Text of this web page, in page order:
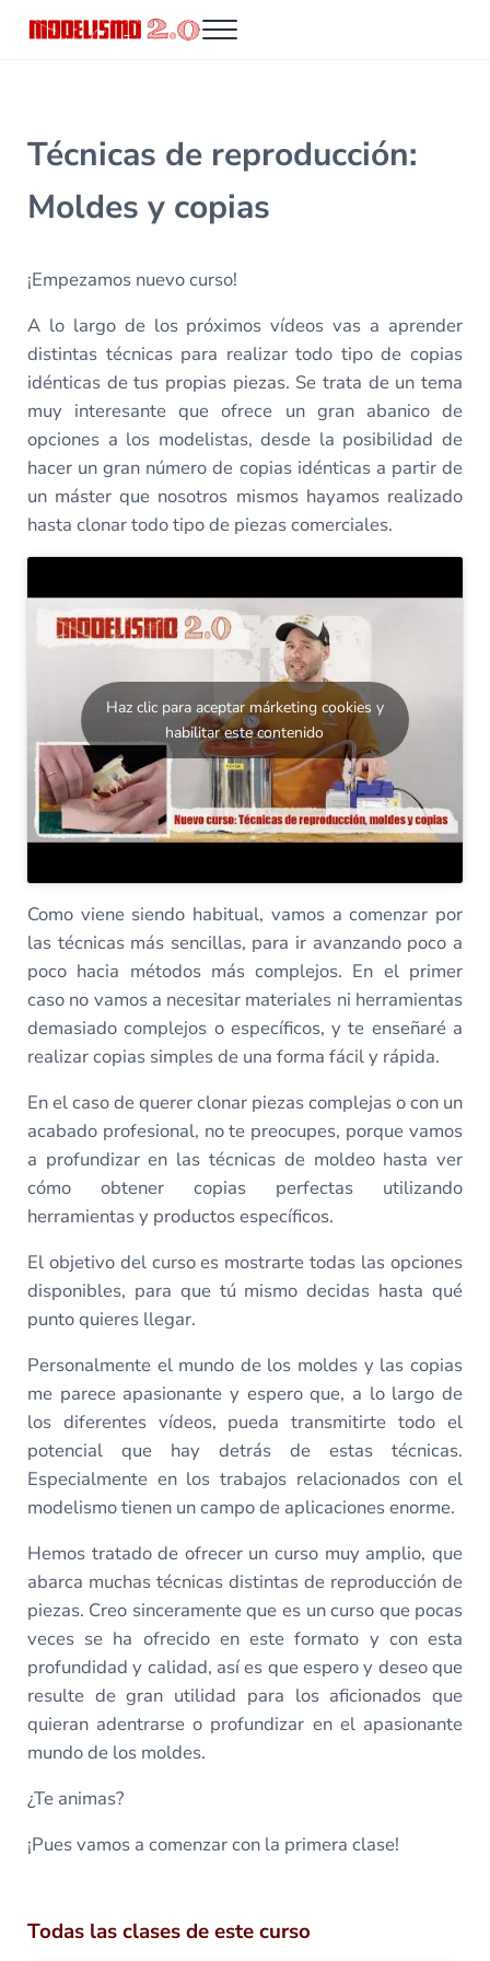
Menu
Técnicas de reproducción:
Moldes y copias
¡Empezamos nuevo curso!
A lo largo de los próximos vídeos vas a aprender
distintas técnicas para realizar todo tipo de copias
idénticas de tus propias piezas. Se trata de un tema
muy interesante que ofrece un gran abanico de
opciones a los modelistas, desde la posibilidad de
hacer un gran número de copias idénticas a partir de
un máster que nosotros mismos hayamos realizado
hasta clonar todo tipo de piezas comerciales.
Haz clic para aceptar márketing cookies y
habilitar este contenido
Como viene siendo habitual, vamos a comenzar por
las técnicas más sencillas, para ir avanzando poco a
poco hacia métodos más complejos. En el primer
caso no vamos a necesitar materiales ni herramientas
demasiado complejos o específicos, y te enseñaré a
realizar copias simples de una forma fácil y rápida.
En el caso de querer clonar piezas complejas o con un
acabado profesional, no te preocupes, porque vamos
a profundizar en las técnicas de moldeo hasta ver
cómo obtener copias perfectas utilizando
herramientas y productos específicos.
El objetivo del curso es mostrarte todas las opciones
disponibles, para que tú mismo decidas hasta qué
punto quieres llegar.
Personalmente el mundo de los moldes y las copias
me parece apasionante y espero que, a lo largo de
los diferentes vídeos, pueda transmitirte todo el
potencial que hay detrás de estas técnicas.
Especialmente en los trabajos relacionados con el
modelismo tienen un campo de aplicaciones enorme.
Hemos tratado de ofrecer un curso muy amplio, que
abarca muchas técnicas distintas de reproducción de
piezas. Creo sinceramente que es un curso que pocas
veces se ha ofrecido en este formato y con esta
profundidad y calidad, así es que espero y deseo que
resulte de gran utilidad para los aficionados que
quieran adentrarse o profundizar en el apasionante
mundo de los moldes.
¿Te animas?
¡Pues vamos a comenzar con la primera clase!
Todas las clases de este curso